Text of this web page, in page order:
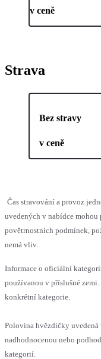
v ceně
Strava
Bez stravy
v ceně
Čas stravování a provoz
uvedených v nabídce mohou
povětrnostních podmínek,
nemá vliv.
Informace o oficiální
používanou v příslušné
konkrétní kategorie.
Polovina hvězdičky
nadhodnocenou nebo
kategorií.